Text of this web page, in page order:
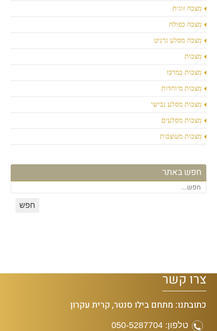
מצבה זוגית
מצבה כפולה
מצבה מסלע גרניט
מצבות
מצבות במרכז
מצבות מיוחדות
מצבות מסלע גבישי
מצבות מסלעים
מצבות מעוצבות
חפש באתר
צרו קשר
כתובתנו: מתחם בילו סנטר, קרית עקרון
טלפון: 050-5287704